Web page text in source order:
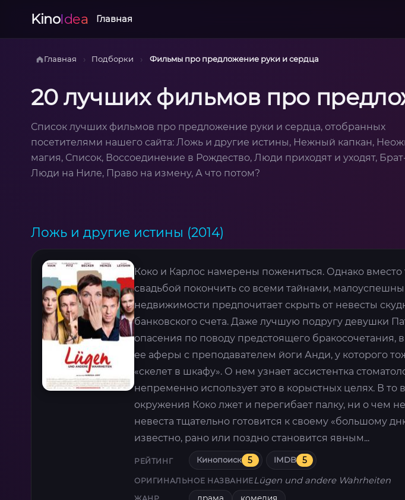
KinoIdea Главная
Главная › Подборки › Фильмы про предложение руки и сердца
20 лучших фильмов про
Список лучших фильмов про предложение руки и сердца, отобранных
посетителями нашего сайта: Ложь и другие истины, Нежный капкан,
магия, Список, Воссоединение в Рождество, Люди приходят и уходят,
Люди на Ниле, Право на измену, А что потом?
Ложь и другие истины (2014)
Коко и Карлос намерены пожениться. Однако вместо
свадьбой покончить со всеми тайнами,
недвижимости предпочитает скрыть от невесты
банковского счета. Даже лучшую подругу девушки
опасения по поводу предстоящего бракосочетания,
ее аферы с преподавателем йоги Анди, у которого
«скелет в шкафу». О нем узнает ассистентка
непременно использует это в корыстных целях. В то
окружения Коко лжет и перегибает палку, ни о чем
невеста тщательно готовится к своему «большому
известно, рано или поздно становится явным...
РЕЙТИНГ Кинопоиск 5 IMDB 5
ОРИГИНАЛЬНОЕ НАЗВАНИЕLügen und andere Wahrheiten